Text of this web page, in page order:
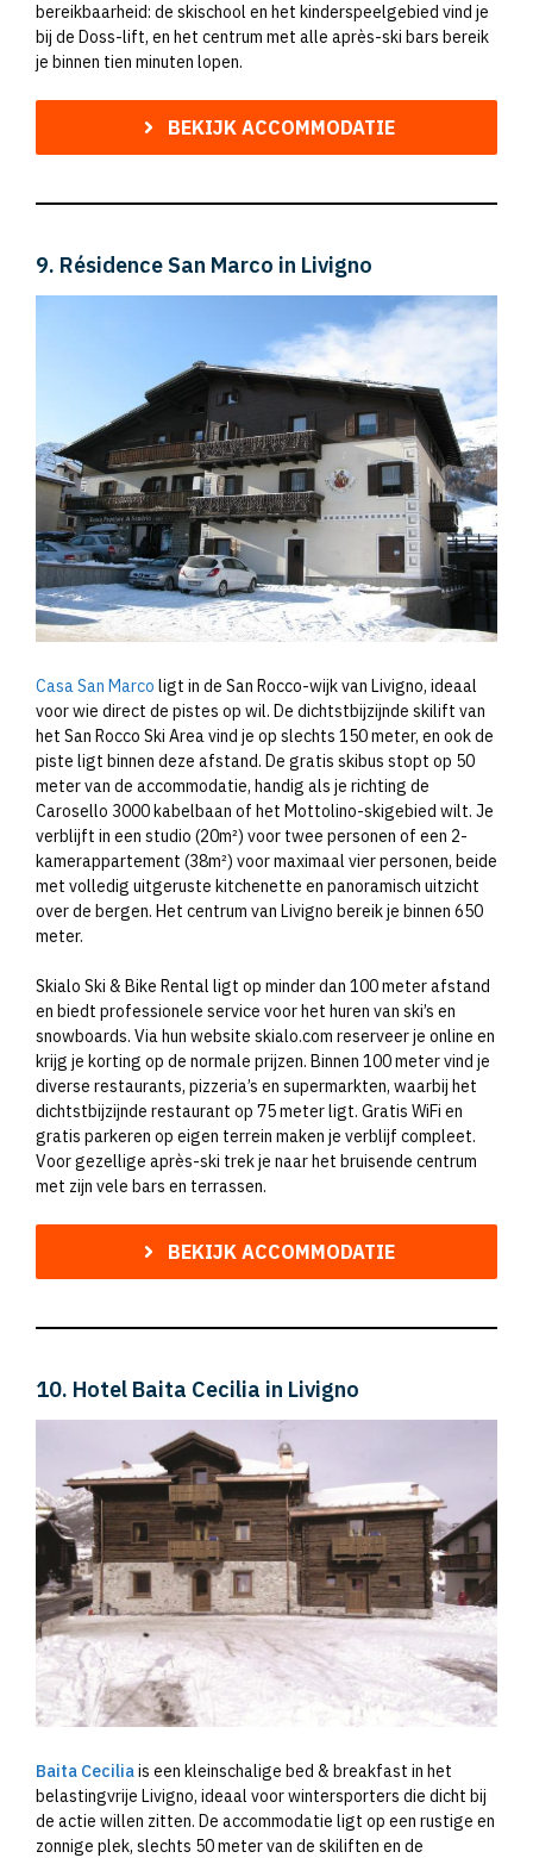
bereikbaarheid: de skischool en het kinderspeelgebied vind je
bij de Doss-lift, en het centrum met alle après-ski bars bereik
je binnen tien minuten lopen.
BEKIJK ACCOMMODATIE
9. Résidence San Marco in Livigno
Casa San Marco ligt in de San Rocco-wijk van Livigno, ideaal
voor wie direct de pistes op wil. De dichtstbijzijnde skilift van
het San Rocco Ski Area vind je op slechts 150 meter, en ook de
piste ligt binnen deze afstand. De gratis skibus stopt op 50
meter van de accommodatie, handig als je richting de
Carosello 3000 kabelbaan of het Mottolino-skigebied wilt. Je
verblijft in een studio (20m²) voor twee personen of een 2-
kamerappartement (38m²) voor maximaal vier personen, beide
met volledig uitgeruste kitchenette en panoramisch uitzicht
over de bergen. Het centrum van Livigno bereik je binnen 650
meter.
Skialo Ski & Bike Rental ligt op minder dan 100 meter afstand
en biedt professionele service voor het huren van ski’s en
snowboards. Via hun website skialo.com reserveer je online en
krijg je korting op de normale prijzen. Binnen 100 meter vind je
diverse restaurants, pizzeria’s en supermarkten, waarbij het
dichtstbijzijnde restaurant op 75 meter ligt. Gratis WiFi en
gratis parkeren op eigen terrein maken je verblijf compleet.
Voor gezellige après-ski trek je naar het bruisende centrum
met zijn vele bars en terrassen.
BEKIJK ACCOMMODATIE
10. Hotel Baita Cecilia in Livigno
Baita Ceciliais een kleinschalige bed & breakfast in het
belastingvrije Livigno, ideaal voor wintersporters die dicht bij
de actie willen zitten. De accommodatie ligt op een rustige en
zonnige plek, slechts 50 meter van de skiliften en de